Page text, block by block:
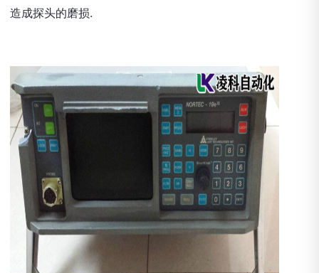
造成探头的磨损.